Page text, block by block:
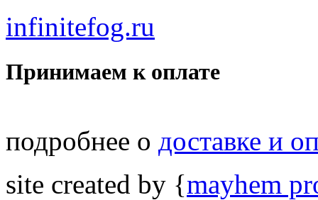
infinitefog.ru
Принимаем к оплате
подробнее о доставке и
site created by {mayhem